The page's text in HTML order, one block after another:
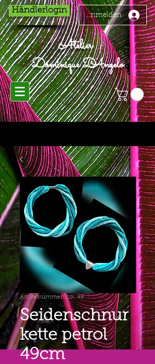
Händlerlogin
Anmelden
Atelier
Dominique D'Angelo
Artikelnummer: col. 49
Seidenschnur
kette petrol
49cm